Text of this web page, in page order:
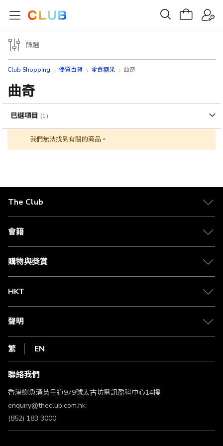
Club Shopping 優質百貨 零食糖果 曲奇
曲奇
我們無法找到有關的商品。
篩選
已選項目
The Club
關於 The Club
合作夥伴
媒體中心
會籍
會籍及專屬禮遇
賺取積分
購物與獎賞
物流與配送
Club Shopping 商品領取站
常見問題
HKT
csl.
1010
HKT
聲明
私隱聲明
使用條款
條款及細則
不歧視及不騷擾聲明
認可牌照及通告
繁 EN
聯絡我們
香港鰂魚涌英皇道979號太古坊電訊盈科中心14樓
enquiry@theclub.com.hk
(852) 183 3000